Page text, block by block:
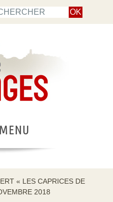
« LES CAPRICES DE
2018